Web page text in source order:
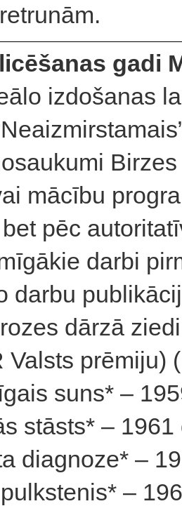
gadi
izdošanas
mācību
pēc
darbi
darbu
dārzā
Valsts prēmiju)
suns* –
stāsts* –
diagnoze* –
–